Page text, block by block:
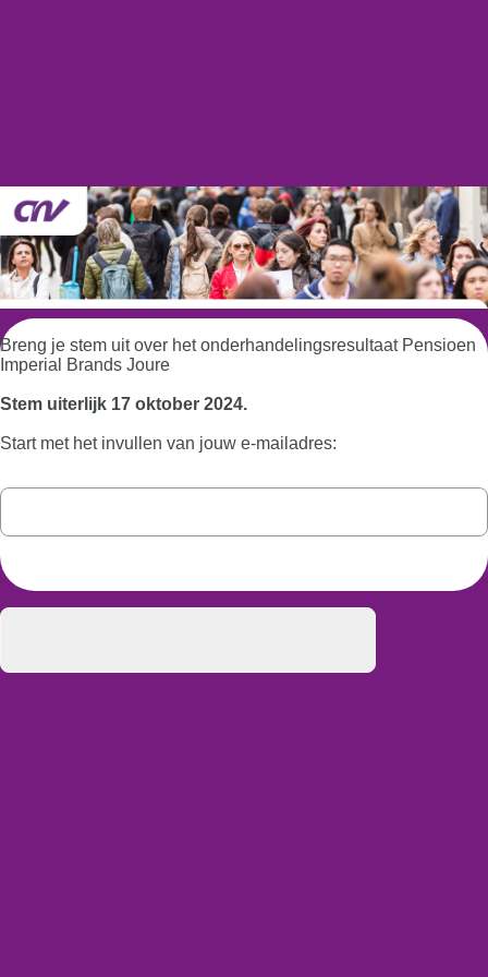
Breng je stem uit over het onderhandelingsresultaat Pensioen
Imperial Brands Joure
Stem uiterlijk 17 oktober 2024.
Start met het invullen van jouw e-mailadres: